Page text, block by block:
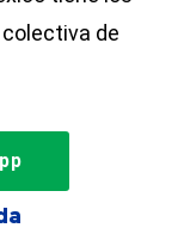
de